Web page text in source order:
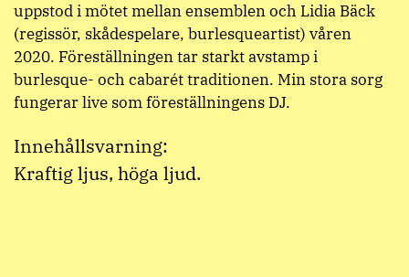
uppstod i mötet mellan ensemblen och Lidia Bäck
(regissör, skådespelare, burlesqueartist) våren
2020. Föreställningen tar starkt avstamp i
burlesque- och cabarét traditionen. Min stora sorg
fungerar live som föreställningens DJ.
Innehållsvarning:
Kraftig ljus, höga ljud.